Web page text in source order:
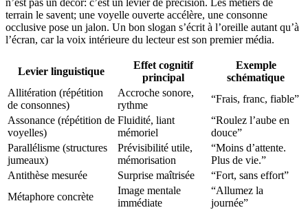
n’est pas un décor: c’est un levier de précision. Les métiers de
terrain le savent; une voyelle ouverte accélère, une consonne
occlusive pose un jalon. Un bon slogan s’écrit à l’oreille autant qu’à
l’écran, car la voix intérieure du lecteur est son premier média.
Levier linguistique
Effet cognitif
principal
Exemple
schématique
Allitération (répétition
de consonnes)
Accroche sonore,
rythme
“Frais, franc, fiable”
Assonance (répétition de
voyelles)
Fluidité, liant
mémoriel
“Roulez l’aube en
douce”
Parallélisme (structures
jumeaux)
Prévisibilité utile,
mémorisation
“Moins d’attente.
Plus de vie.”
Antithèse mesurée
Surprise maîtrisée
“Fort, sans effort”
Métaphore concrète
Image mentale
immédiate
“Allumez la
journée”